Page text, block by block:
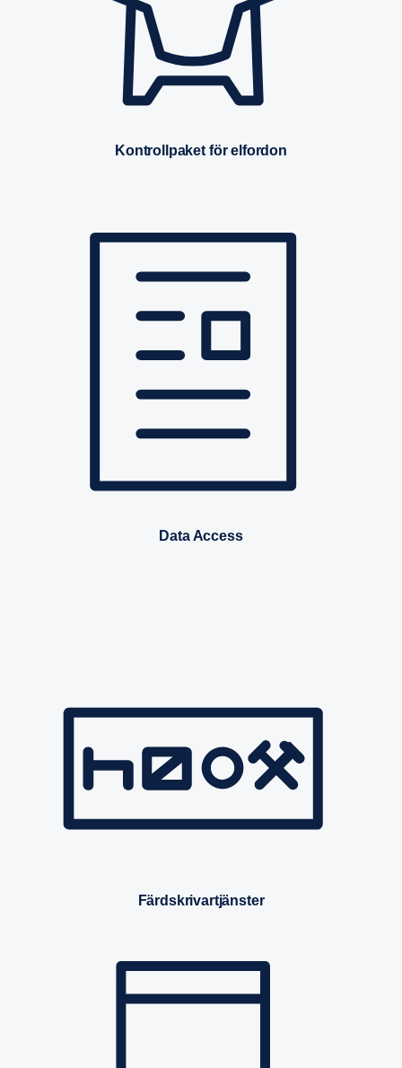
Kontrollpaket för elfordon
Data Access
Färdskrivartjänster